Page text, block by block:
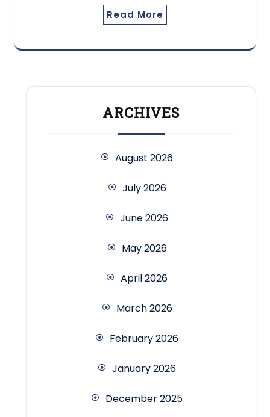
Read More
ARCHIVES
August 2026
July 2026
June 2026
May 2026
April 2026
March 2026
February 2026
January 2026
December 2025